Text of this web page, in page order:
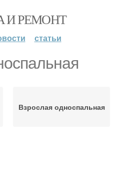
И РЕМОНТ
статьи
Взрослая односпальная